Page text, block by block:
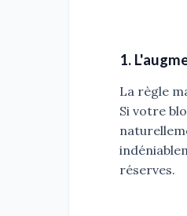
1.
La règle
Si votre
réserves.